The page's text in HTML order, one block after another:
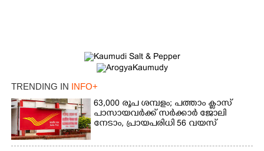
TRENDING IN INFO+
63,000 രൂപ ശമ്പളം; പത്താം ക്ലാസ്
പാസായവർക്ക് സർക്കാർ ജോലി
നേടാം, പ്രായപരിധി 56 വയസ്
Share this link